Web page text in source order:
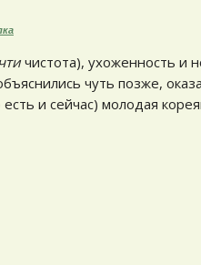
чистота), ухоженность и
чуть позже,
и сейчас) молодая